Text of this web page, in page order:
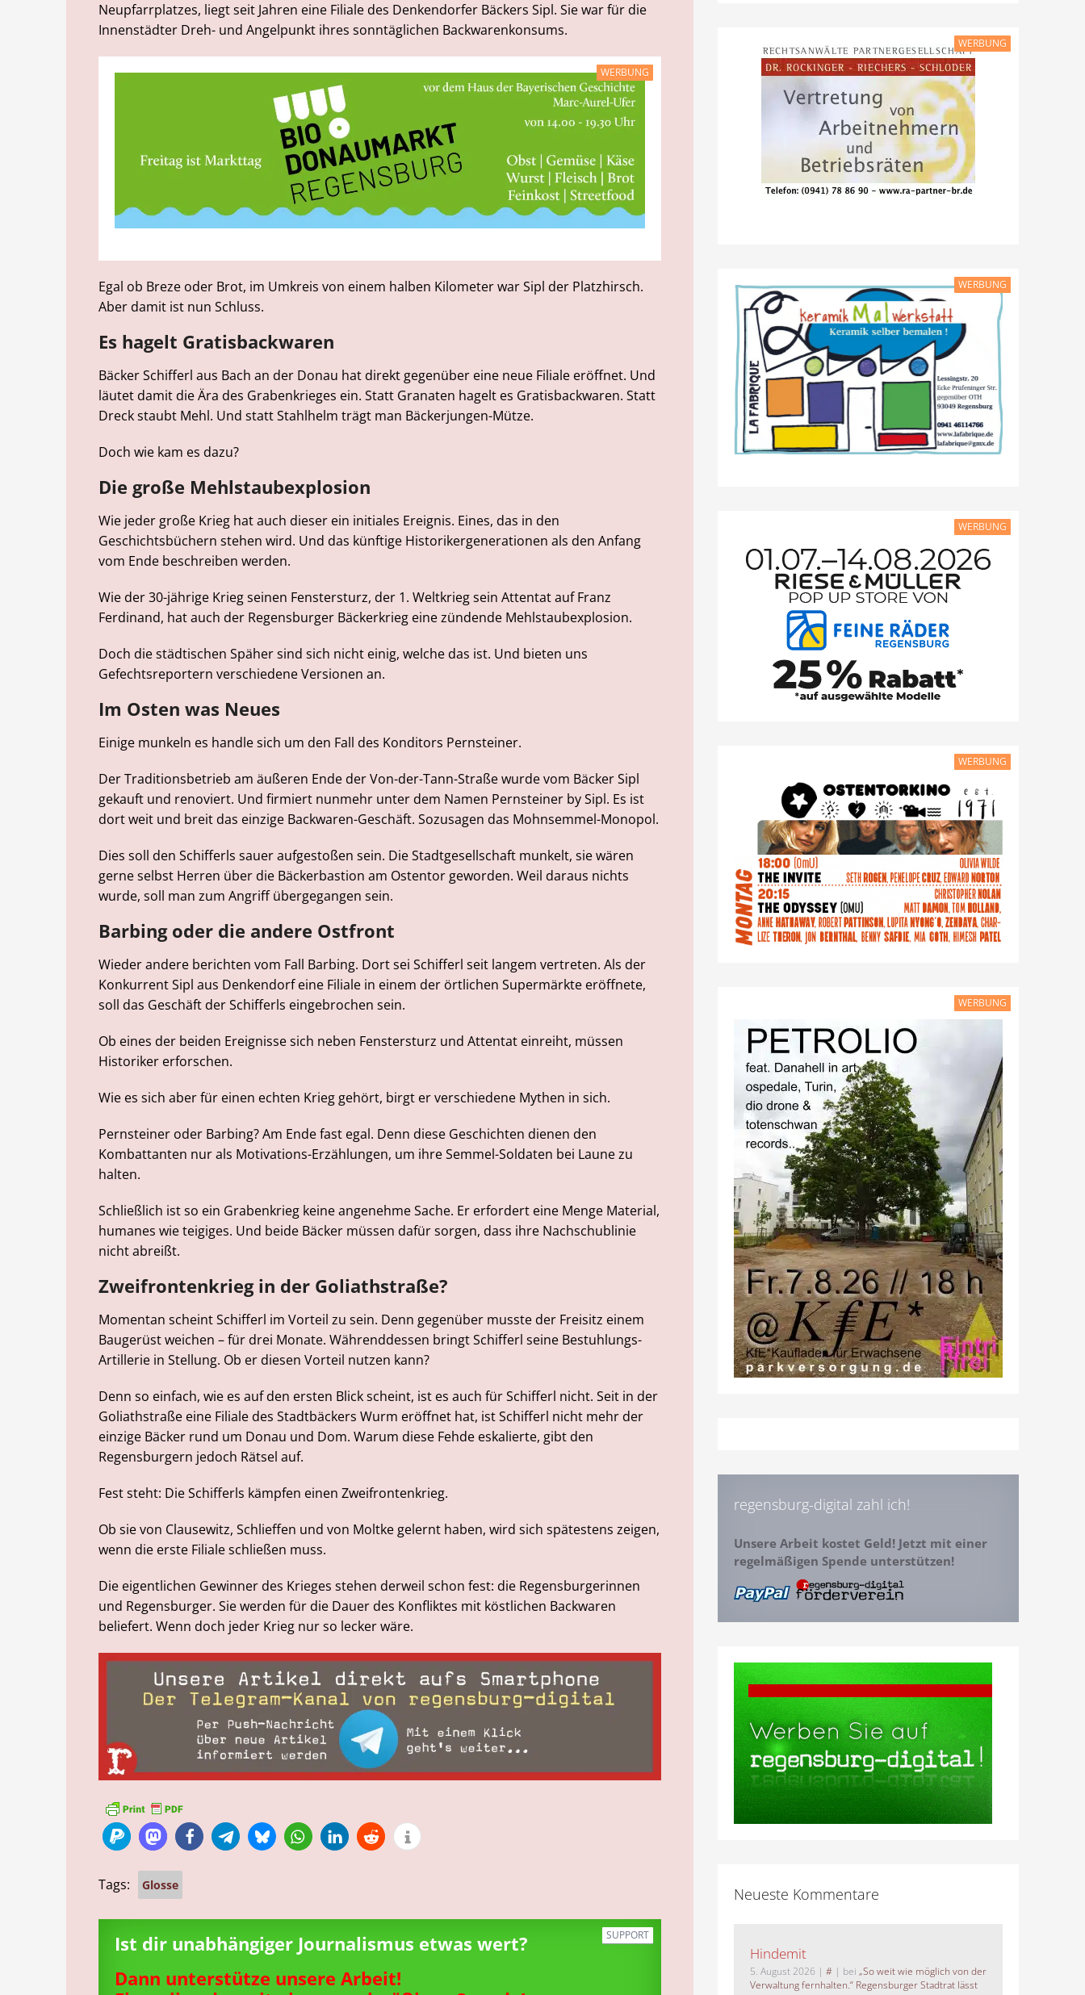
Neupfarrplatzes, liegt seit Jahren eine Filiale des Denkendorfer Bäckers Sipl. Sie war für die
Innenstädter Dreh- und Angelpunkt ihres sonntäglichen Backwarenkonsums.
WERBUNG
Egal ob Breze oder Brot, im Umkreis von einem halben Kilometer war Sipl der Platzhirsch.
Aber damit ist nun Schluss.
Es hagelt Gratisbackwaren
Bäcker Schifferl aus Bach an der Donau hat direkt gegenüber eine neue Filiale eröffnet. Und
läutet damit die Ära des Grabenkrieges ein. Statt Granaten hagelt es Gratisbackwaren. Statt
Dreck staubt Mehl. Und statt Stahlhelm trägt man Bäckerjungen-Mütze.
Doch wie kam es dazu?
Die große Mehlstaubexplosion
Wie jeder große Krieg hat auch dieser ein initiales Ereignis. Eines, das in den
Geschichtsbüchern stehen wird. Und das künftige Historikergenerationen als den Anfang
vom Ende beschreiben werden.
Wie der 30-jährige Krieg seinen Fenstersturz, der 1. Weltkrieg sein Attentat auf Franz
Ferdinand, hat auch der Regensburger Bäckerkrieg eine zündende Mehlstaubexplosion.
Doch die städtischen Späher sind sich nicht einig, welche das ist. Und bieten uns
Gefechtsreportern verschiedene Versionen an.
Im Osten was Neues
Einige munkeln es handle sich um den Fall des Konditors Pernsteiner.
Der Traditionsbetrieb am äußeren Ende der Von-der-Tann-Straße wurde vom Bäcker Sipl
gekauft und renoviert. Und firmiert nunmehr unter dem Namen Pernsteiner by Sipl. Es ist
dort weit und breit das einzige Backwaren-Geschäft. Sozusagen das Mohnsemmel-Monopol.
Dies soll den Schifferls sauer aufgestoßen sein. Die Stadtgesellschaft munkelt, sie wären
gerne selbst Herren über die Bäckerbastion am Ostentor geworden. Weil daraus nichts
wurde, soll man zum Angriff übergegangen sein.
Barbing oder die andere Ostfront
Wieder andere berichten vom Fall Barbing. Dort sei Schifferl seit langem vertreten. Als der
Konkurrent Sipl aus Denkendorf eine Filiale in einem der örtlichen Supermärkte eröffnete,
soll das Geschäft der Schifferls eingebrochen sein.
Ob eines der beiden Ereignisse sich neben Fenstersturz und Attentat einreiht, müssen
Historiker erforschen.
Wie es sich aber für einen echten Krieg gehört, birgt er verschiedene Mythen in sich.
Pernsteiner oder Barbing? Am Ende fast egal. Denn diese Geschichten dienen den
Kombattanten nur als Motivations-Erzählungen, um ihre Semmel-Soldaten bei Laune zu
halten.
Schließlich ist so ein Grabenkrieg keine angenehme Sache. Er erfordert eine Menge Material,
humanes wie teigiges. Und beide Bäcker müssen dafür sorgen, dass ihre Nachschublinie
nicht abreißt.
Zweifrontenkrieg in der Goliathstraße?
Momentan scheint Schifferl im Vorteil zu sein. Denn gegenüber musste der Freisitz einem
Baugerüst weichen – für drei Monate. Währenddessen bringt Schifferl seine Bestuhlungs-
Artillerie in Stellung. Ob er diesen Vorteil nutzen kann?
Denn so einfach, wie es auf den ersten Blick scheint, ist es auch für Schifferl nicht. Seit in der
Goliathstraße eine Filiale des Stadtbäckers Wurm eröffnet hat, ist Schifferl nicht mehr der
einzige Bäcker rund um Donau und Dom. Warum diese Fehde eskalierte, gibt den
Regensburgern jedoch Rätsel auf.
Fest steht: Die Schifferls kämpfen einen Zweifrontenkrieg.
Ob sie von Clausewitz, Schlieffen und von Moltke gelernt haben, wird sich spätestens zeigen,
wenn die erste Filiale schließen muss.
Die eigentlichen Gewinner des Krieges stehen derweil schon fest: die Regensburgerinnen
und Regensburger. Sie werden für die Dauer des Konfliktes mit köstlichen Backwaren
beliefert. Wenn doch jeder Krieg nur so lecker wäre.
Tags: Glosse
SUPPORT
Ist dir unabhängiger Journalismus etwas wert?
Dann unterstütze unsere Arbeit!
WERBUNG
WERBUNG
WERBUNG
WERBUNG
WERBUNG
regensburg-digital zahl ich!
Unsere Arbeit kostet Geld! Jetzt mit einer
regelmäßigen Spende unterstützen!
Neueste Kommentare
Hindemit
5. August 2026 | #| bei „So weit wie möglich von der
Verwaltung fernhalten.“ Regensburger Stadtrat lässt